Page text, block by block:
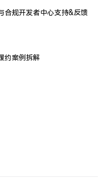
合规开发者中心支持&反馈
约案例拆解